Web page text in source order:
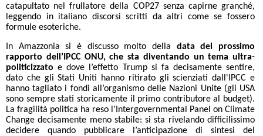
catapultato nel frullatore della COP27 senza capirne granché,
leggendo in italiano discorsi scritti da altri come se fossero
formule esoteriche.
In Amazzonia si è discusso molto della data del prossimo
rapporto dell’IPCC ONU, che sta diventando un tema ultra-
politicizzato e dove l’effetto Trump si fa decisamente sentire,
dato che gli Stati Uniti hanno ritirato gli scienziati dall'IPCC e
hanno tagliato i fondi all’organismo delle Nazioni Unite (gli USA
sono sempre stati storicamente il primo contributore al budget).
La fragilità politica ha reso l'Intergovernmental Panel on Climate
Change decisamente meno stabile: si sta rivelando difficilissimo
decidere quando pubblicare l’anticipazione di sintesi del